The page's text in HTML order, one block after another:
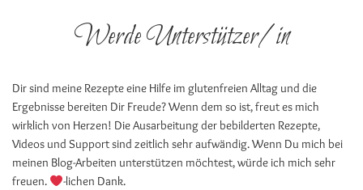
Werde Unterstützer/in
Dir sind meine Rezepte eine Hilfe im glutenfreien Alltag und die
Ergebnisse bereiten Dir Freude? Wenn dem so ist, freut es mich
wirklich von Herzen! Die Ausarbeitung der bebilderten Rezepte,
Videos und Support sind zeitlich sehr aufwändig. Wenn Du mich bei
meinen Blog-Arbeiten unterstützen möchtest, würde ich mich sehr
freuen.
-lichen Dank.